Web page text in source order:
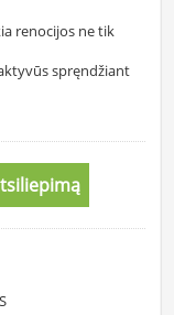
renocijos ne tik
spręndžiant